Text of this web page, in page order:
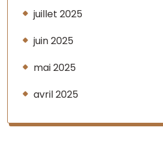
juillet 2025
juin 2025
mai 2025
avril 2025